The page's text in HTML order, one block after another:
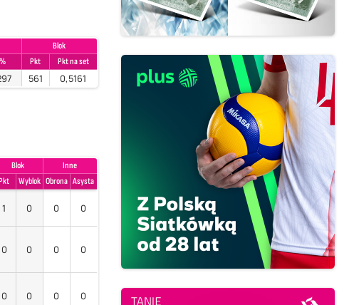
Blok
Pkt Pkt na set
561 0,5161
Blok
Inne
Wyblok Obrona Asysta
1 0 0 0
0 0 0 0
0 0 0 0